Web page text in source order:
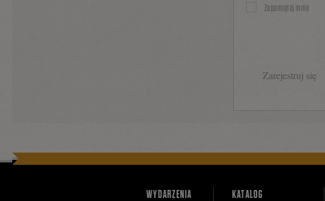
Zapamiętaj mnie
Zarejestruj się
WYDARZENIA KATALOG